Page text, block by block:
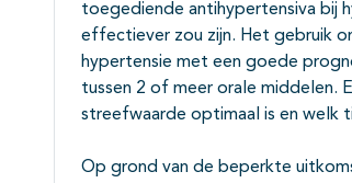
toegediende antihypertensiva bij
effectiever zou zijn. Het gebruik
hypertensie met een goede
tussen 2 of meer orale middelen.
streefwaarde optimaal is en welk
Op grond van de beperkte